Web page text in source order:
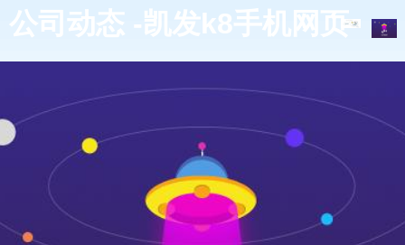
公司动态 -凯发k8手机网页